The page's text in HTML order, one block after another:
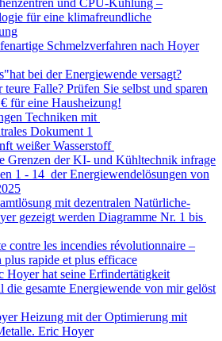
für eine klimafreundliche
Schmelzverfahren nach Hoyer
bei der Energiewende versagt?
Falle? Prüfen Sie selbst und sparen
für eine Hausheizung!
Techniken mit
Dokument 1
weißer Wasserstoff
Grenzen der KI- und Kühltechnik infrage
1 - 14 der Energiewendelösungen von
mit dezentralen Natürliche-
gezeigt werden Diagramme Nr. 1 bis
contre les incendies révolutionnaire –
rapide et plus efficace
Hoyer hat seine Erfindertätigkeit
die gesamte Energiewende von mir gelöst
Heizung mit der Optimierung mit
Eric Hoyer